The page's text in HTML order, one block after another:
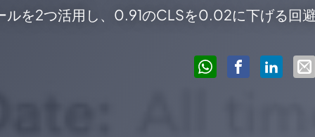
ルを2つ活用し、0.91のCLSを0.02に下げる回